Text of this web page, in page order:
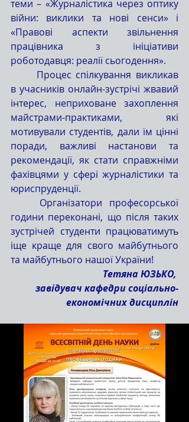
теми – «Журналістика через оптику
війни: виклики та нові сенси» і
«Правові аспекти звільнення
працівника з ініціативи
роботодавця: реалії сьогодення».
в учасників онлайн-зустрічі жвавий
інтерес, неприховане захоплення
майстрами-практиками, які
мотивували студентів, дали їм цінні
поради, важливі настанови та
рекомендації, як стати справжніми
фахівцями у сфері журналістики та
юриспруденції.
години переконані, що після таких
зустрічей студенти працюватимуть
іще краще для свого майбутнього
та майбутнього нашої України!
Тетяна ЮЗЬКО,
завідувач кафедри соціально-
економічних дисциплін